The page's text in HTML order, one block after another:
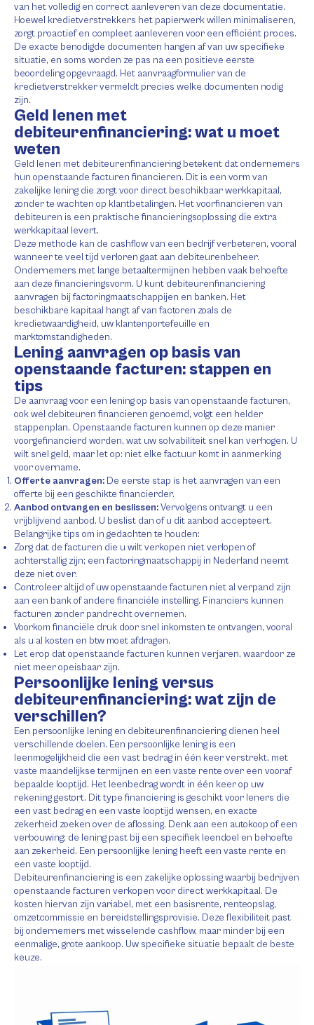
van het volledig en correct aanleveren van deze documentatie.
Hoewel kredietverstrekkers het papierwerk willen minimaliseren,
zorgt proactief en compleet aanleveren voor een efficiënt proces.
De exacte benodigde documenten hangen af van uw specifieke
situatie, en soms worden ze pas na een positieve eerste
beoordeling opgevraagd. Het aanvraagformulier van de
kredietverstrekker vermeldt precies welke documenten nodig
zijn.
Geld lenen met
debiteurenfinanciering: wat u moet
weten
Geld lenen met debiteurenfinanciering betekent dat ondernemers
hun openstaande facturen financieren. Dit is een vorm van
zakelijke lening die zorgt voor direct beschikbaar werkkapitaal,
zonder te wachten op klantbetalingen. Het voorfinancieren van
debiteuren is een praktische financieringsoplossing die extra
werkkapitaal levert.
Deze methode kan de cashflow van een bedrijf verbeteren, vooral
wanneer te veel tijd verloren gaat aan debiteurenbeheer.
Ondernemers met lange betaaltermijnen hebben vaak behoefte
aan deze financieringsvorm. U kunt debiteurenfinanciering
aanvragen bij factoringmaatschappijen en banken. Het
beschikbare kapitaal hangt af van factoren zoals de
kredietwaardigheid, uw klantenportefeuille en
marktomstandigheden.
Lening aanvragen op basis van
openstaande facturen: stappen en
tips
De aanvraag voor een lening op basis van openstaande facturen,
ook wel debiteuren financieren genoemd, volgt een helder
stappenplan. Openstaande facturen kunnen op deze manier
voorgefinancierd worden, wat uw solvabiliteit snel kan verhogen. U
wilt snel geld, maar let op: niet elke factuur komt in aanmerking
voor overname.
Offerte aanvragen: De eerste stap is het aanvragen van een
offerte bij een geschikte financierder.
Aanbod ontvangen en beslissen:Vervolgens ontvangt u een
vrijblijvend aanbod. U beslist dan of u dit aanbod accepteert.
Belangrijke tips om in gedachten te houden:
Zorg dat de facturen die u wilt verkopen niet verlopen of
achterstallig zijn; een factoringmaatschappij in Nederland neemt
deze niet over.
Controleer altijd of uw openstaande facturen niet al verpand zijn
aan een bank of andere financiële instelling. Financiers kunnen
facturen zonder pandrecht overnemen.
Voorkom financiële druk door snel inkomsten te ontvangen, vooral
als u al kosten en btw moet afdragen.
Let erop dat openstaande facturen kunnen verjaren, waardoor ze
niet meer opeisbaar zijn.
Persoonlijke lening versus
debiteurenfinanciering: wat zijn de
verschillen?
Een persoonlijke lening en debiteurenfinanciering dienen heel
verschillende doelen. Een persoonlijke lening is een
leenmogelijkheid die een vast bedrag in één keer verstrekt, met
vaste maandelijkse termijnen en een vaste rente over een vooraf
bepaalde looptijd. Het leenbedrag wordt in één keer op uw
rekening gestort. Dit type financiering is geschikt voor leners die
een vast bedrag en een vaste looptijd wensen, en exacte
zekerheid zoeken over de aflossing. Denk aan een autokoop of een
verbouwing; de lening past bij een specifiek leendoel en behoefte
aan zekerheid. Een persoonlijke lening heeft een vaste rente en
een vaste looptijd.
Debiteurenfinanciering is een zakelijke oplossing waarbij bedrijven
openstaande facturen verkopen voor direct werkkapitaal. De
kosten hiervan zijn variabel, met een basisrente, renteopslag,
omzetcommissie en bereidstellingsprovisie. Deze flexibiliteit past
bij ondernemers met wisselende cashflow, maar minder bij een
eenmalige, grote aankoop. Uw specifieke situatie bepaalt de beste
keuze.